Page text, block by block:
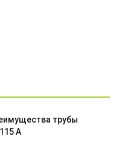
трубы
А